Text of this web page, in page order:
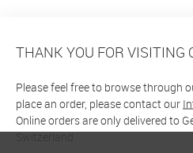
THANK YOU FOR VISITING
Please feel free to browse through
place an order, please contact our
Online orders are only delivered to
Switzerland